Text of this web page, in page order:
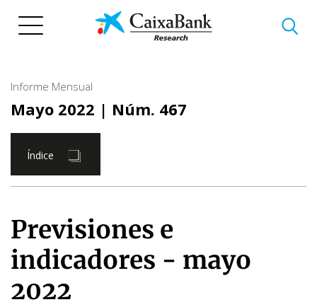
Informe Mensual
Mayo 2022 | Núm. 467
Índice
Previsiones e
indicadores - mayo
2022